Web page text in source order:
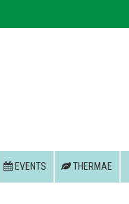
EVENTS THERMAE